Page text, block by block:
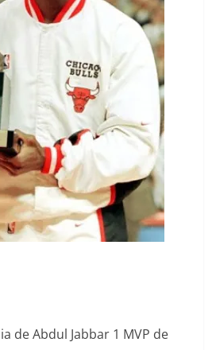
de Abdul Jabbar 1 MVP de